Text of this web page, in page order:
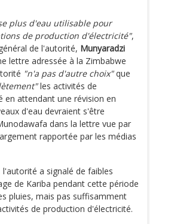
plus d'eau utilisable pour
de production d'électricité",
de l'autorité, Munyaradzi
lettre adressée à la Zimbabwe
"n'a pas d'autre choix"que
les activités de
en attendant une révision en
d'eau devraient s'être
dans la lettre vue par
rapportée par les médias
l'autorité a signalé de faibles
de Kariba pendant cette période
pluies, mais pas suffisamment
de production d'électricité.